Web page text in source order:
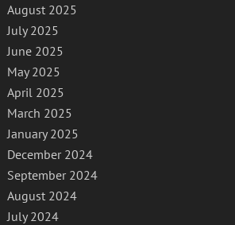
August 2025
July 2025
June 2025
May 2025
April 2025
March 2025
January 2025
December 2024
September 2024
August 2024
July 2024